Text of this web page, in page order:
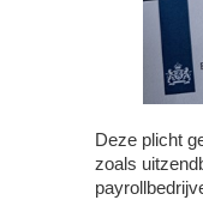
Deze plicht
zoals